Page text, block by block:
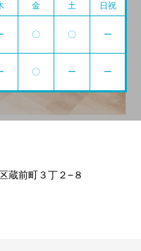
金 土 日祝
〇 〇 ー
〇 ー ー
蔵前町３丁２−８